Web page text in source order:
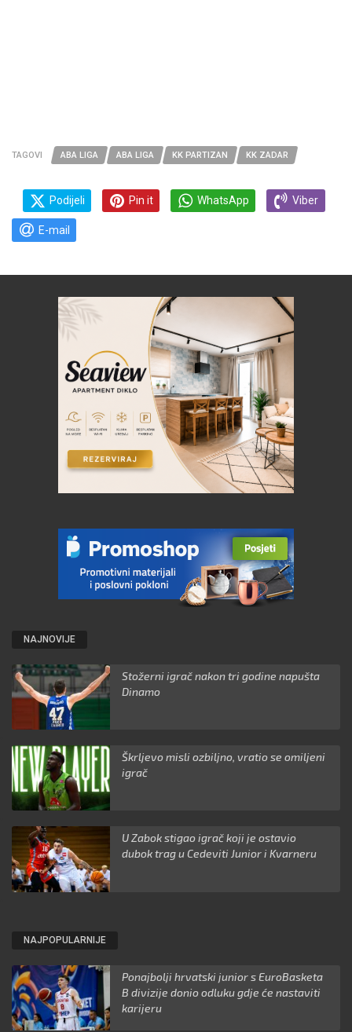
TAGOVI ABA LIGA ABA LIGA KK PARTIZAN KK ZADAR
Podijeli Pin it WhatsApp Viber
E-mail
NAJNOVIJE
Stožerni igrač nakon tri godine napušta
Dinamo
Škrljevo misli ozbiljno, vratio se omiljeni
igrač
U Zabok stigao igrač koji je ostavio
dubok trag u Cedeviti Junior i Kvarneru
NAJPOPULARNIJE
Ponajbolji hrvatski junior s EuroBasketa
B divizije donio odluku gdje će nastaviti
karijeru